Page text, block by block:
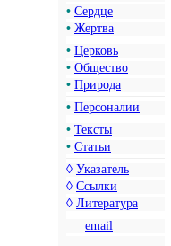
• Сердце
• Жертва
• Церковь
• Общество
• Природа
• Персоналии
• Тексты
• Статьи
◊ Указатель
◊ Ссылки
◊ Литература
email